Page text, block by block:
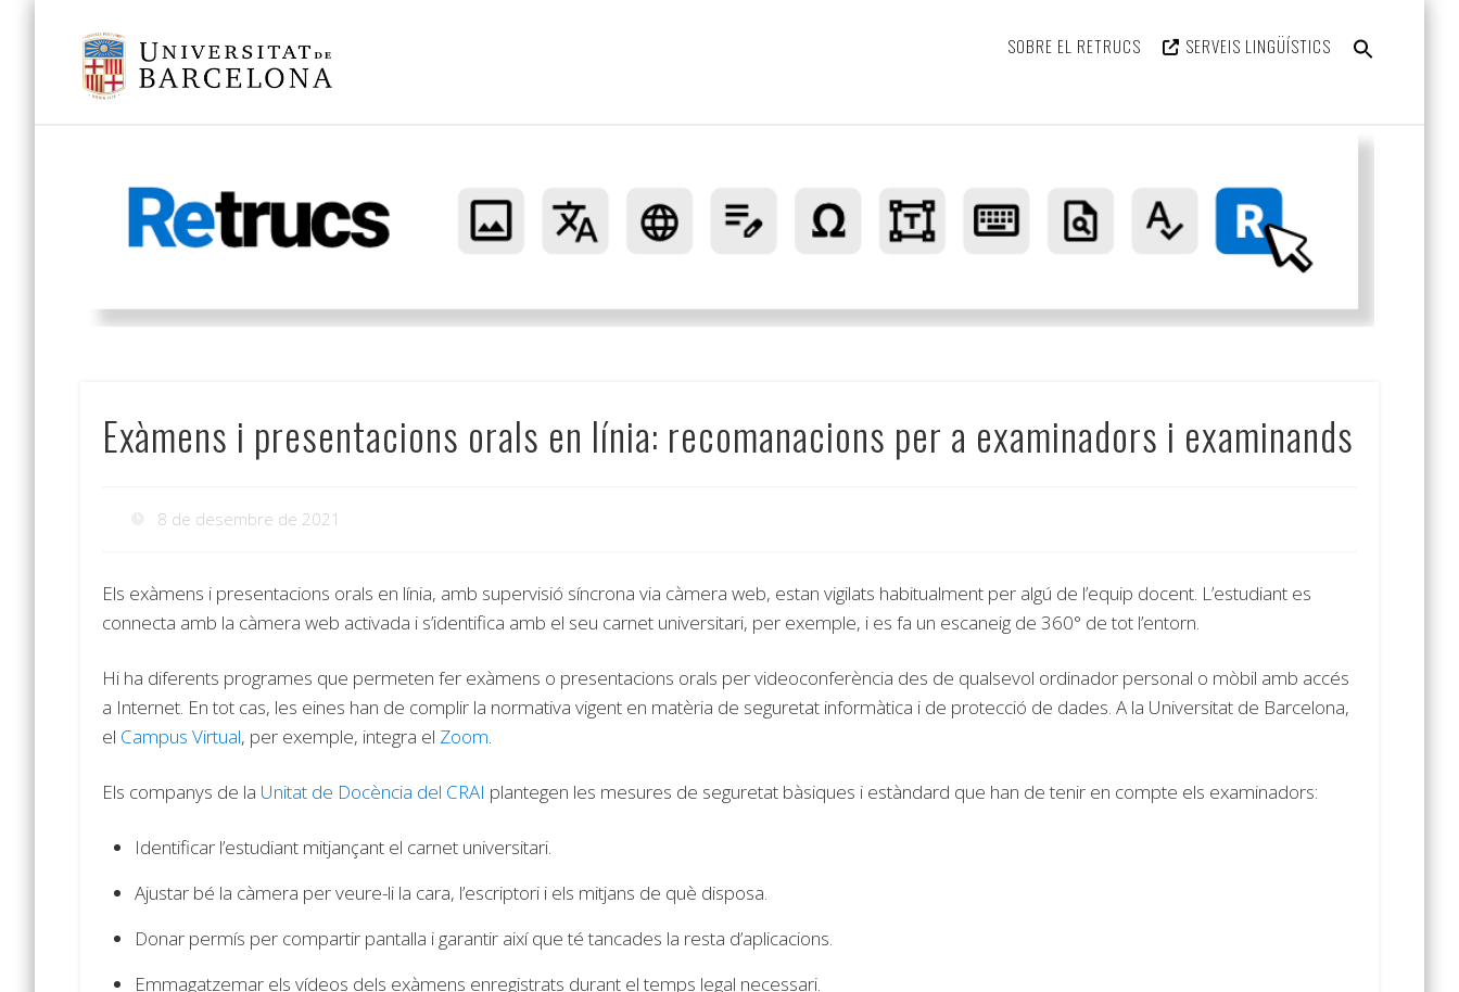
SOBRE EL RETRUCS SERVEIS LINGÜÍSTICSSEARCH
FOR:
Eines i trucs útils per facilitar l'edició, redacció, traducció i verificació ortogràfica de textos
Exàmens i presentacions orals en línia: recomanacions per a examinadors i examinands
8 de desembre de 2021
Els exàmens i presentacions orals en línia, amb supervisió síncrona via càmera web, estan vigilats habitualment per algú de l’equip docent. L’estudiant es
connecta amb la càmera web activada i s’identifica amb el seu carnet universitari, per exemple, i es fa un escaneig de 360° de tot l’entorn.
Hi ha diferents programes que permeten fer exàmens o presentacions orals per videoconferència des de qualsevol ordinador personal o mòbil amb accés
a Internet. En tot cas, les eines han de complir la normativa vigent en matèria de seguretat informàtica i de protecció de dades. A la Universitat de Barcelona,
el Campus Virtual, per exemple, integra el Zoom.
Els companys de la Unitat de Docència del CRAI plantegen les mesures de seguretat bàsiques i estàndard que han de tenir en compte els examinadors:
Identificar l’estudiant mitjançant el carnet universitari.
Ajustar bé la càmera per veure-li la cara, l’escriptori i els mitjans de què disposa.
Donar permís per compartir pantalla i garantir així que té tancades la resta d’aplicacions.
Emmagatzemar els vídeos dels exàmens enregistrats durant el temps legal necessari.